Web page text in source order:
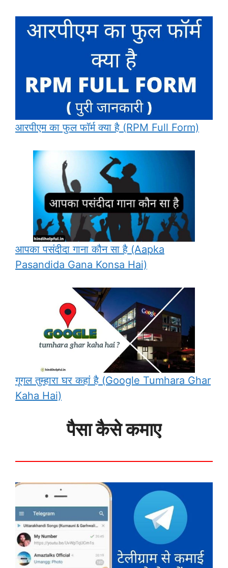
आरपीएम का फुल फॉर्म क्या है (RPM Full Form)
आपका पसंदीदा गाना कौन सा है (Aapka
Pasandida Gana Konsa Hai)
गूगल तुम्हारा घर कहां है (Google Tumhara Ghar
Kaha Hai)
पैसा कैसे कमाए